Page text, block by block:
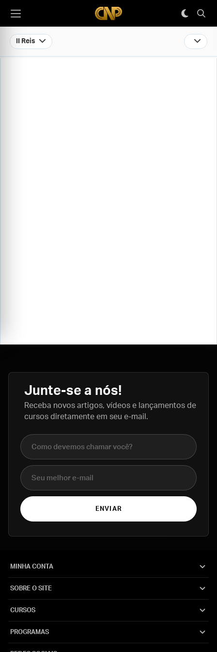
II Reis
Junte-se a nós!
Receba novos artigos, vídeos e lançamentos de
cursos diretamente em seu e-mail.
Nome completo
E-mail
ENVIAR
MINHA CONTA
SOBRE O SITE
CURSOS
PROGRAMAS